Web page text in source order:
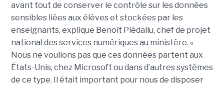
avant tout de conserver le contrôle sur les données
sensibles liées aux élèves et stockées par les
enseignants, explique Benoît Piédallu, chef de projet
national des services numériques au ministère. «
Nous ne voulions pas que ces données partent aux
États-Unis, chez Microsoft ou dans d’autres systèmes
de ce type. Il était important pour nous de disposer